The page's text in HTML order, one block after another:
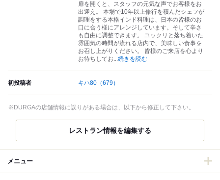
扉を開くと、スタッフの元気な声でお客様をお
出迎え。 本場で10年以上修行を積んだシェフが
調理をする本格インド料理は、日本の皆様のお
口に合う様にアレンジしています。そして辛さ
も自由に調整できます。 ユックリと落ち着いた
雰囲気の時間が流れる店内で、美味しい食事を
お召し上がりください。 皆様のご来店を心より
お待ちしてお
続きを読む
初投稿者 キハ80 （679）
※DURGAの店舗情報に誤りがある場合は、以下から修正して下さい。
レストラン情報を編集する
メニュー